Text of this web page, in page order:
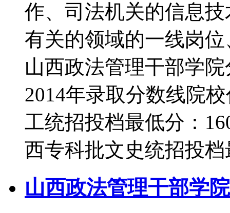
作、司法机关的信息
有关的领域的一线岗
山西政法管理干部学
2014年录取分数线院
工统招投档最低分：
西专科批文史统招投
山西政法管理干部学